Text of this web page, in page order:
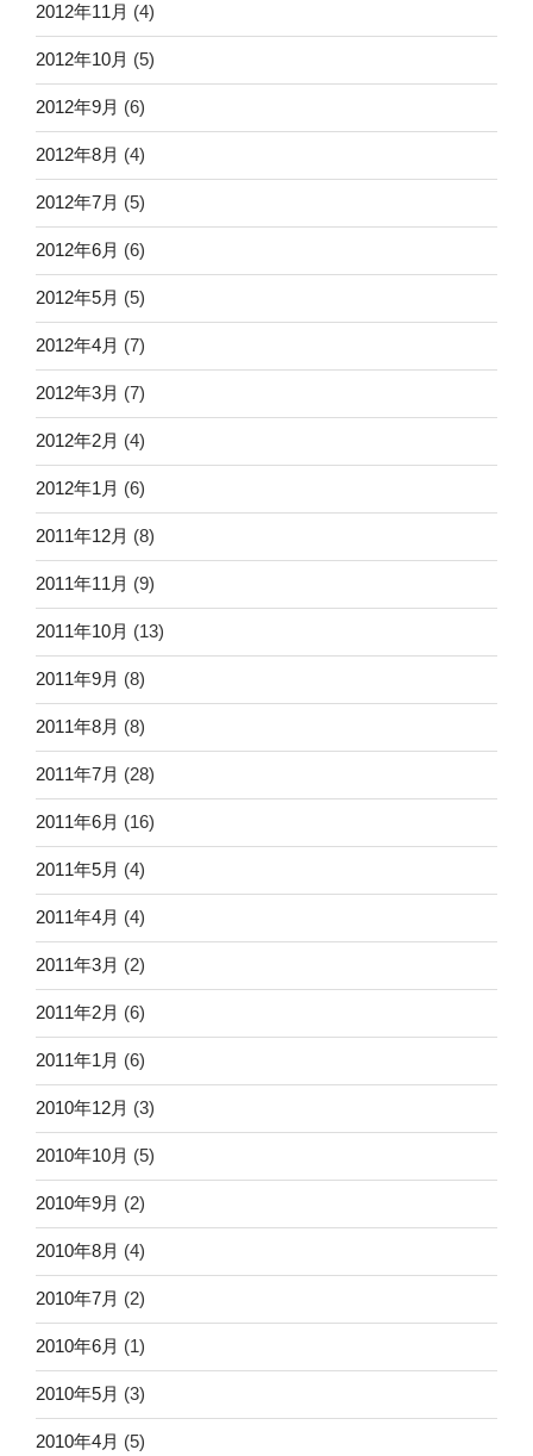
2012年11月 (4)
2012年10月 (5)
2012年9月 (6)
2012年8月 (4)
2012年7月 (5)
2012年6月 (6)
2012年5月 (5)
2012年4月 (7)
2012年3月 (7)
2012年2月 (4)
2012年1月 (6)
2011年12月 (8)
2011年11月 (9)
2011年10月 (13)
2011年9月 (8)
2011年8月 (8)
2011年7月 (28)
2011年6月 (16)
2011年5月 (4)
2011年4月 (4)
2011年3月 (2)
2011年2月 (6)
2011年1月 (6)
2010年12月 (3)
2010年10月 (5)
2010年9月 (2)
2010年8月 (4)
2010年7月 (2)
2010年6月 (1)
2010年5月 (3)
2010年4月 (5)